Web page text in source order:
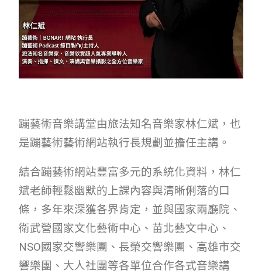
蹦藝術音樂講堂由旅法知名音樂家林仁斌，也
是蹦藝術藝術網站執行長規劃並擔任主講。
結合蹦藝術網站豐富多元的系統化資料，林仁
斌老師輕鬆幽默的上課內容與清晰俐落的口
條，多年來深獲各界肯定，並與國家兩廳院、
衛武營國家文化藝術中心、苗北藝文中心、
NSO國家交響樂團、長榮交響樂團、高雄市交
響樂團、大人社團等各單位合作各式音樂講